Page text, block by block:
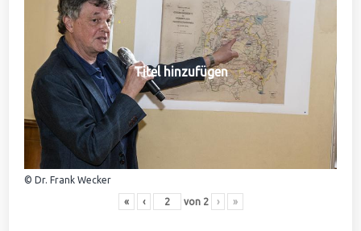
Titel hinzufügen
© Dr. Frank Wecker
« ‹ von 2 › »